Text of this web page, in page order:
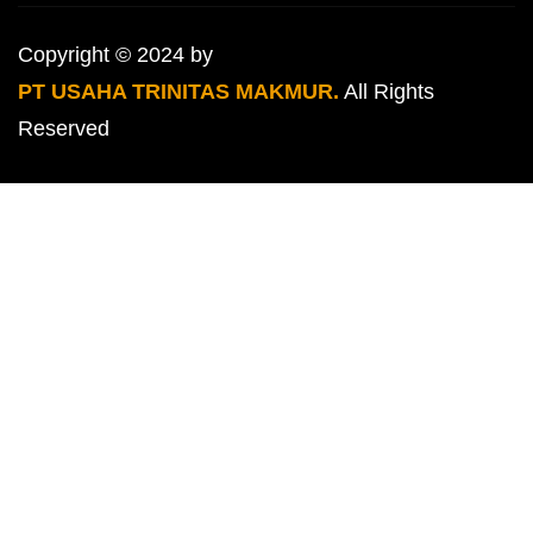
Copyright © 2024 by
PT USAHA TRINITAS MAKMUR. All Rights
Reserved